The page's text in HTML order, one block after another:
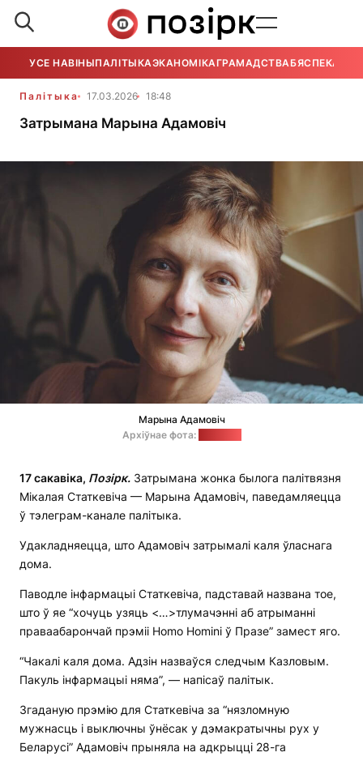
УСЕ НАВІНЫПАЛІТЫКАЭКАНОМІКАГРАМАДСТВАБЯСПЕКА
Палітыка 17.03.2026 18:48
Затрымана Марына Адамовіч
Марына Адамовіч
Архіўнае фота:
17 сакавіка, Позірк. Затрымана жонка былога палітвязня
Мікалая Статкевіча — Марына Адамовіч, паведамляецца
ў тэлеграм-канале палітыка.
Удакладняецца, што Адамовіч затрымалі каля ўласнага
дома.
Паводле інфармацыі Статкевіча, падставай названа тое,
што ў яе “хочуць узяць <…>тлумачэнні аб атрыманні
праваабарончай прэміі Homo Homini ў Празе” замест яго.
“Чакалі каля дома. Адзін назваўся следчым Казловым.
Пакуль інфармацыі няма”, — напісаў палітык.
Згаданую прэмію для Статкевіча за “нязломную
мужнасць і выключны ўнёсак у дэмакратычны рух у
Беларусі” Адамовіч прыняла на адкрыцці 28-га